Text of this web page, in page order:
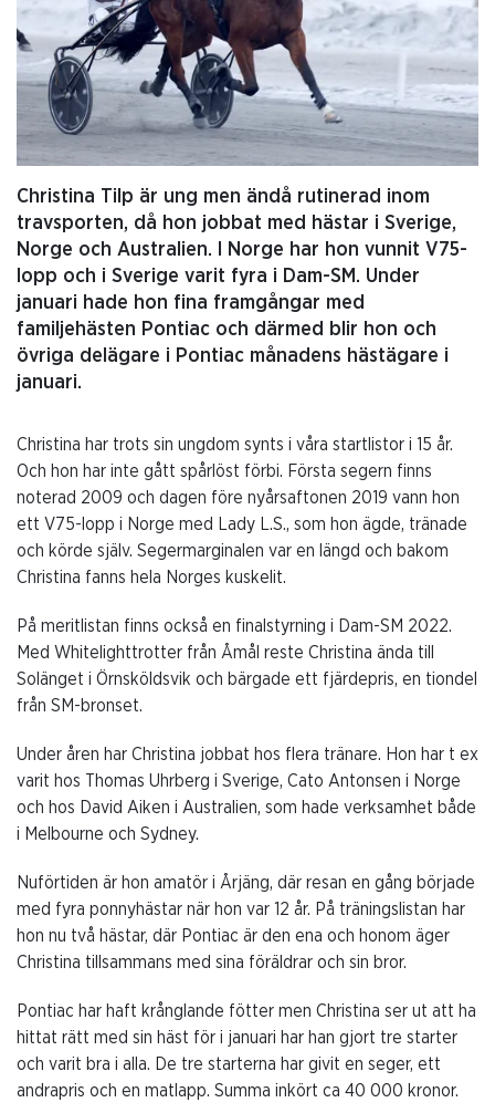
Christina Tilp är ung men ändå rutinerad inom
travsporten, då hon jobbat med hästar i Sverige,
Norge och Australien. I Norge har hon vunnit V75-
lopp och i Sverige varit fyra i Dam-SM. Under
januari hade hon fina framgångar med
familjehästen Pontiac och därmed blir hon och
övriga delägare i Pontiac månadens hästägare i
januari.
Christina har trots sin ungdom synts i våra startlistor i 15 år.
Och hon har inte gått spårlöst förbi. Första segern finns
noterad 2009 och dagen före nyårsaftonen 2019 vann hon
ett V75-lopp i Norge med Lady L.S., som hon ägde, tränade
och körde själv. Segermarginalen var en längd och bakom
Christina fanns hela Norges kuskelit.
På meritlistan finns också en finalstyrning i Dam-SM 2022.
Med Whitelighttrotter från Åmål reste Christina ända till
Solänget i Örnsköldsvik och bärgade ett fjärdepris, en tiondel
från SM-bronset.
Under åren har Christina jobbat hos flera tränare. Hon har t ex
varit hos Thomas Uhrberg i Sverige, Cato Antonsen i Norge
och hos David Aiken i Australien, som hade verksamhet både
i Melbourne och Sydney.
Nuförtiden är hon amatör i Årjäng, där resan en gång började
med fyra ponnyhästar när hon var 12 år. På träningslistan har
hon nu två hästar, där Pontiac är den ena och honom äger
Christina tillsammans med sina föräldrar och sin bror.
Pontiac har haft krånglande fötter men Christina ser ut att ha
hittat rätt med sin häst för i januari har han gjort tre starter
och varit bra i alla. De tre starterna har givit en seger, ett
andrapris och en matlapp. Summa inkört ca 40 000 kronor.